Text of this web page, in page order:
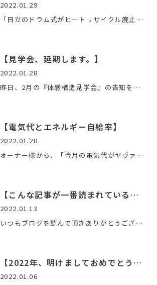
2022.01.29
「日立のドラム式がヒートリサイクル廃止しました。」 以…
【見学会、延期します。】
2022.01.28
昨日、2月の『体感構造見学会』の告知をさせて頂きました。ので…
【電気代とエネルギー自給率】
2022.01.20
オーナー様から、「今月の電気代がヤヴァイ事に！！」という連…
【こんな記事が一番読まれているんです・・・】
2022.01.13
いつもブログを読んで頂きありがとうございます。毎週書き続け…
【2022年、明けましておめでとうございます。】
2022.01.06